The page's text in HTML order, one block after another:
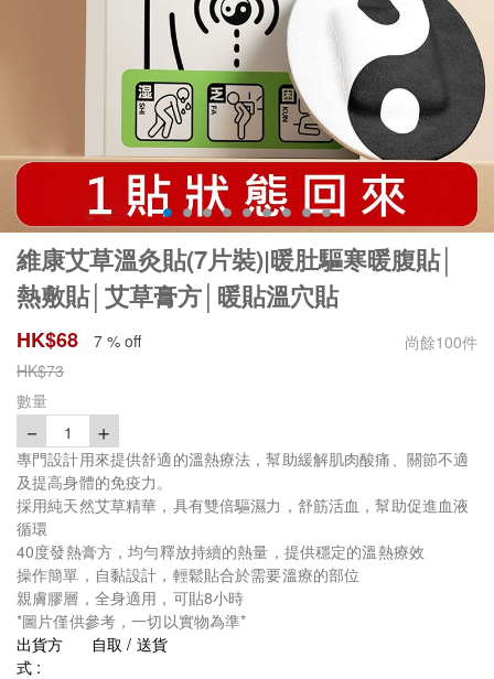
維康艾草溫灸貼(7片裝)|暖肚驅寒暖腹貼│
熱敷貼│艾草膏方│暖貼溫穴貼
HK$68 7 % off 尚餘100件
HK$73
數量
－ 1 ＋
專門設計用來提供舒適的溫熱療法，幫助緩解肌肉酸痛、關節不適
及提高身體的免疫力。
採用純天然艾草精華，具有雙倍驅濕力，舒筋活血，幫助促進血液
循環
40度發熱膏方，均勻釋放持續的熱量，提供穩定的溫熱療效
操作簡單，自黏設計，輕鬆貼合於需要溫療的部位
親膚膠層，全身適用，可貼8小時
*圖片僅供參考，一切以實物為準*
出貨方
式 :
自取 / 送貨